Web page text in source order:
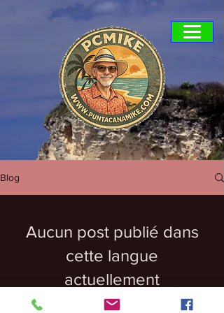
Blog
Aucun post publié dans
cette langue
actuellement
Dès que de nouveaux posts seront